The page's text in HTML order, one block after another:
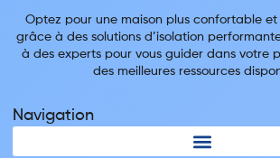
Optez pour une maison plus confortable
grâce à des solutions d’isolation
à des experts pour vous guider dans votre
des meilleures ressources
Navigation